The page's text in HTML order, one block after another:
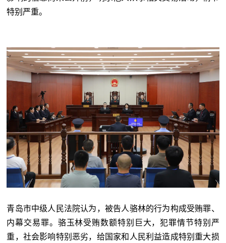
特别严重。
青岛市中级人民法院认为，被告人骆林的行为构成受贿罪、
内幕交易罪。骆玉林受贿数额特别巨大，犯罪情节特别严
重，社会影响特别恶劣，给国家和人民利益造成特别重大损